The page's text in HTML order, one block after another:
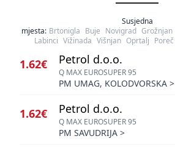
Susjedna
mjesta: Brtonigla Buje Novigrad Grožnjan
Labinci Vižinada Višnjan Oprtalj Poreč
1.62€ Petrol d.o.o.
Q MAX EUROSUPER 95
PM UMAG, KOLODVORSKA >
1.62€ Petrol d.o.o.
Q MAX EUROSUPER 95
PM SAVUDRIJA >